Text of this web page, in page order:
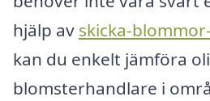
hjälp av skicka-
kan du enkelt jämföra
blomsterhandlare i